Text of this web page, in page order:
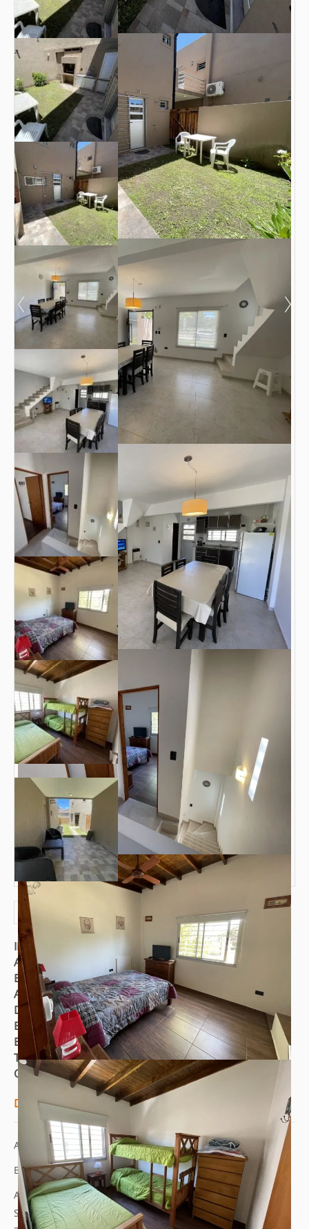
ID de propriedad:2795
Año de construcción:2019
Entrega aproximada:Inmediata
Ambientes:3
Dormitorios:2
Baños:2
Estado A EstrenarMuy Bueno
Tipo:AlquilerAlquiler TemporalVENTA
Orientación:Norte
Descripción
A 3 CUADRAS DE LA PLAYA
Balneario Costa Azul y Playa Grande.
A 10 cuadras de AV. SAN BERNARDO.
Sobre calle de arena en excelente estado y ancha.